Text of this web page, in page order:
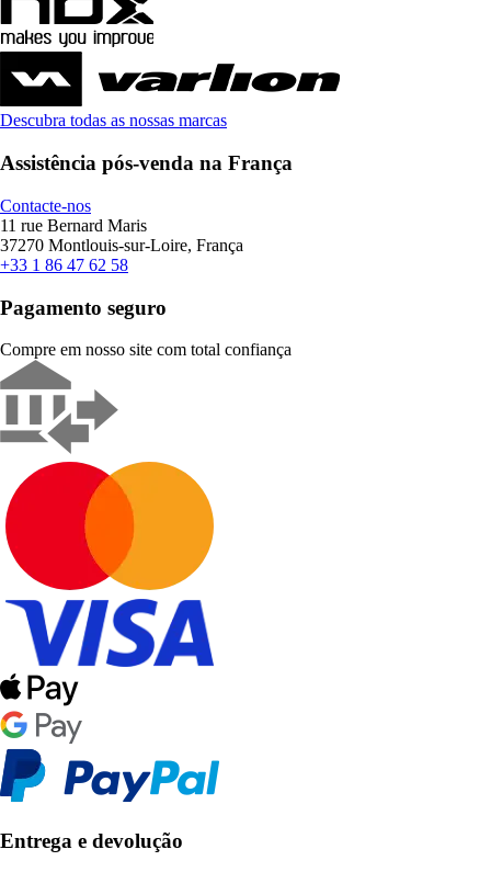
Descubra todas as nossas marcas
Assistência pós-venda na França
Contacte-nos
11 rue Bernard Maris
37270 Montlouis-sur-Loire, França
+33 1 86 47 62 58
Pagamento seguro
Compre em nosso site com total confiança
Entrega e devolução